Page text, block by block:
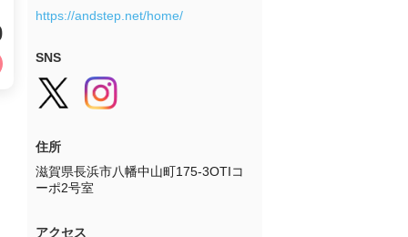
https://andstep.net/home/
SNS
住所
滋賀県長浜市八幡中山町175-3OTIコ
ーポ2号室
アクセス